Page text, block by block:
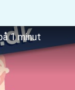
1 minut